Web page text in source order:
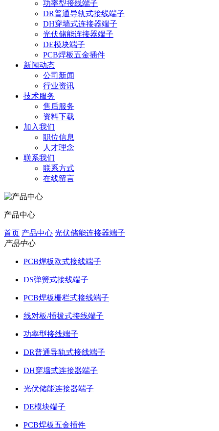
功率型接线端子
DR普通导轨式接线端子
DH穿墙式连接器端子
光伏储能连接器端子
DE模块端子
PCB焊板五金插件
新闻动态
公司新闻
行业资讯
技术服务
售后服务
资料下载
加入我们
职位信息
人才理念
联系我们
联系方式
在线留言
产品中心
首页 产品中心 光伏储能连接器端子
产品中心
PCB焊板欧式接线端子
DS弹簧式接线端子
PCB焊板栅栏式接线端子
线对板/插拔式接线端子
功率型接线端子
DR普通导轨式接线端子
DH穿墙式连接器端子
光伏储能连接器端子
DE模块端子
PCB焊板五金插件